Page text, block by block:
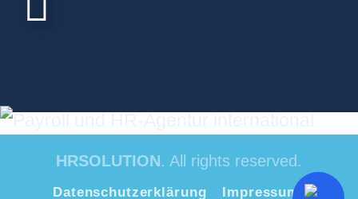
HRSOLUTION. All rights reserved.
Datenschutzerklärung Impressum